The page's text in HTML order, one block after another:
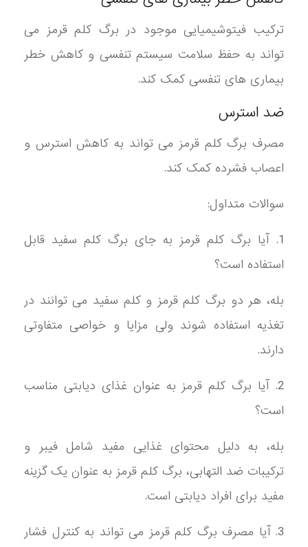
ترکیب فیتوشیمیایی موجود در برگ کلم قرمز می
تواند به حفظ سلامت سیستم تنفسی و کاهش خطر
بیماری های تنفسی کمک کند.
ضد استرس
مصرف برگ کلم قرمز می تواند به کاهش استرس و
اعصاب فشرده کمک کند.
سوالات متداول:
1. آیا برگ کلم قرمز به جای برگ کلم سفید قابل
استفاده است؟
بله، هر دو برگ کلم قرمز و کلم سفید می توانند در
تغذیه استفاده شوند ولی مزایا و خواصی متفاوتی
دارند.
2. آیا برگ کلم قرمز به عنوان غذای دیابتی مناسب
است؟
بله، به دلیل محتوای غذایی مفید شامل فیبر و
ترکیبات ضد التهابی، برگ کلم قرمز به عنوان یک گزینه
مفید برای افراد دیابتی است.
3. آیا مصرف برگ کلم قرمز می تواند به کنترل فشار